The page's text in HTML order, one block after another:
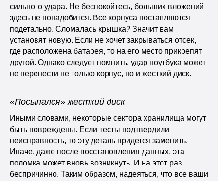
сильного удара. Не беспокойтесь, больших вложений
здесь не понадобится. Все корпуса поставляются
подетально. Сломалась крышка? Значит вам
установят новую. Если не хочет закрываться отсек,
где расположена батарея, то на его место прикрепят
другой. Однако следует помнить, удар ноутбука может
не перенести не только корпус, но и жесткий диск.
«Посыпался» жесткий диск
Иными словами, некоторые сектора хранилища могут
быть повреждены. Если тесты подтвердили
неисправность, то эту деталь придется заменить.
Иначе, даже после восстановления данных, эта
поломка может вновь возникнуть. И на этот раз
беспричинно. Таким образом, надеяться, что все ваши